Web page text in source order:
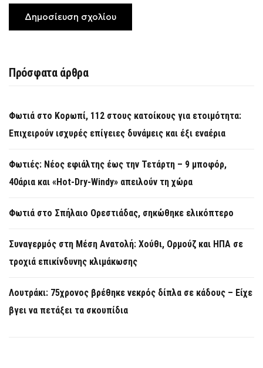
Πρόσφατα άρθρα
Φωτιά στο Κορωπί, 112 στους κατοίκους για ετοιμότητα:
Επιχειρούν ισχυρές επίγειες δυνάμεις και έξι εναέρια
Φωτιές: Νέος εφιάλτης έως την Τετάρτη – 9 μποφόρ,
40άρια και «Hot-Dry-Windy» απειλούν τη χώρα
Φωτιά στο Σπήλαιο Ορεστιάδας, σηκώθηκε ελικόπτερο
Συναγερμός στη Μέση Ανατολή: Χούθι, Ορμούζ και ΗΠΑ σε
τροχιά επικίνδυνης κλιμάκωσης
Λουτράκι: 75χρονος βρέθηκε νεκρός δίπλα σε κάδους – Είχε
βγει να πετάξει τα σκουπίδια